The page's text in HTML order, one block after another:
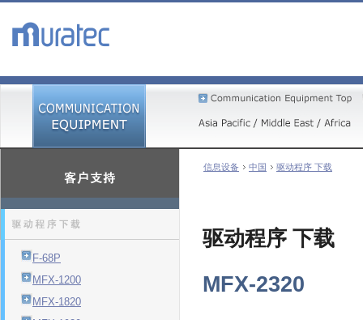
F-68P
MFX-1200
MFX-1820
信息设备 中国 驱动程序 下载
驱动程序 下载
MFX-2320